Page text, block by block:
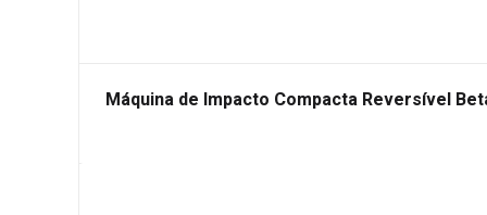
Máquina de Impacto Compacta Reversível